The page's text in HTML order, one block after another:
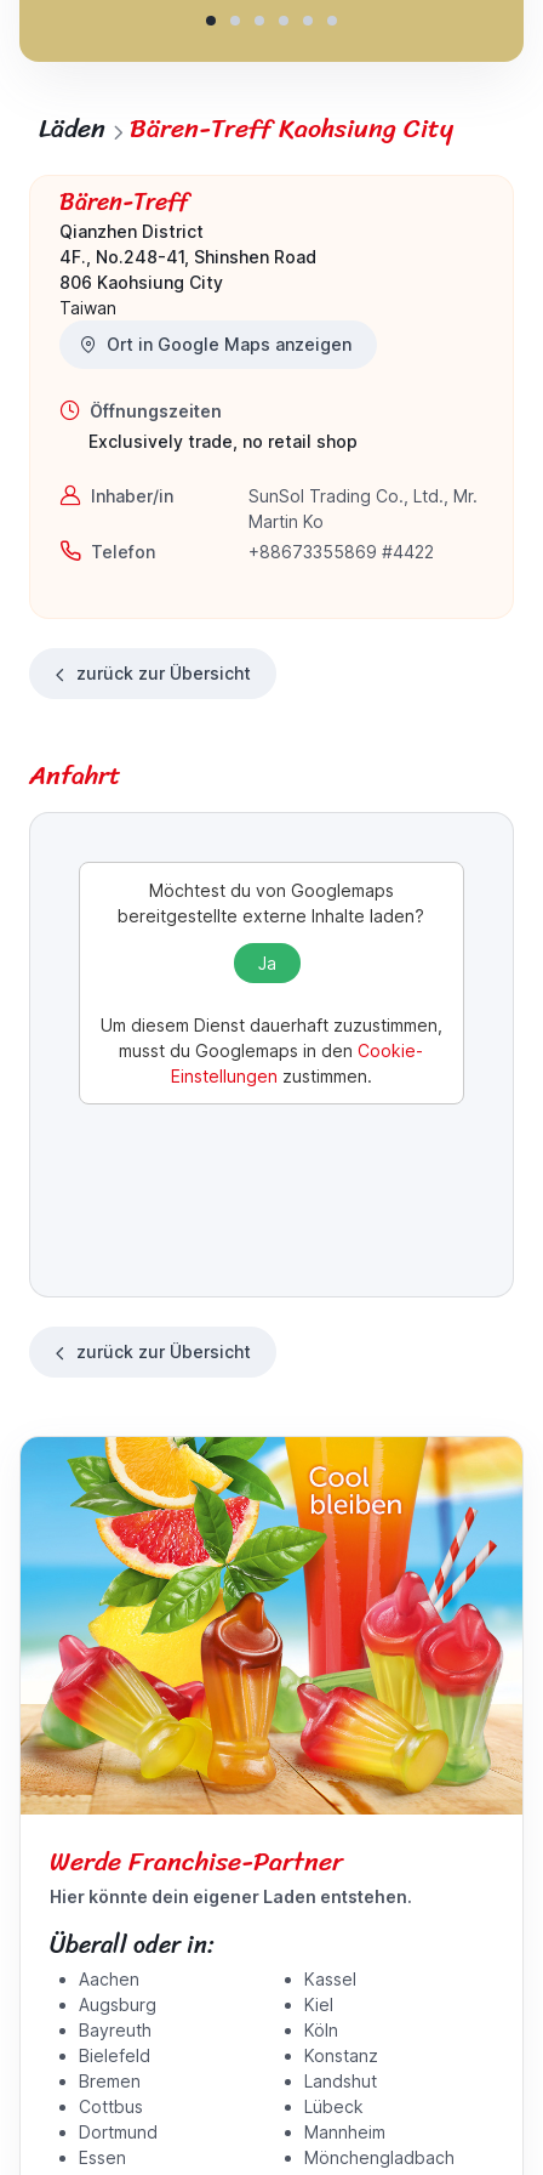
Läden Bären-Treff Kaohsiung City
Bären-Treff
Qianzhen District
4F., No.248-41, Shinshen Road
806 Kaohsiung City
Taiwan
Ort in Google Maps anzeigen
Öffnungszeiten
Exclusively trade, no retail shop
Inhaber/in
SunSol Trading Co., Ltd., Mr.
Martin Ko
Telefon
+88673355869 #4422
zurück zur Übersicht
Anfahrt
Möchtest du von Googlemaps
bereitgestellte externe Inhalte laden?
Ja
Um diesem Dienst dauerhaft zuzustimmen,
musst duGooglemaps in denCookie-
Einstellungen zustimmen.
zurück zur Übersicht
Werde Franchise-Partner
Hier könnte dein eigener Laden entstehen.
Überall oder in:
Aachen
Augsburg
Bayreuth
Bielefeld
Bremen
Cottbus
Dortmund
Essen
Kassel
Kiel
Köln
Konstanz
Landshut
Lübeck
Mannheim
Mönchengladbach